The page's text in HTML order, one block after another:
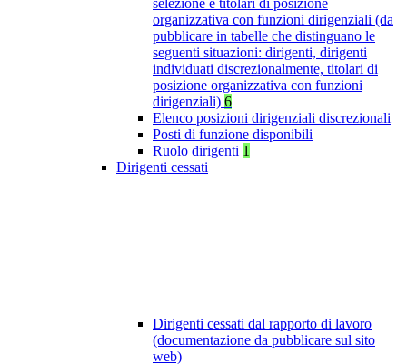
selezione e titolari di posizione
organizzativa con funzioni dirigenziali (da
pubblicare in tabelle che distinguano le
seguenti situazioni: dirigenti, dirigenti
individuati discrezionalmente, titolari di
posizione organizzativa con funzioni
dirigenziali) 6
Elenco posizioni dirigenziali discrezionali
Posti di funzione disponibili
Ruolo dirigenti 1
Dirigenti cessati
Dirigenti cessati dal rapporto di lavoro
(documentazione da pubblicare sul sito
web)